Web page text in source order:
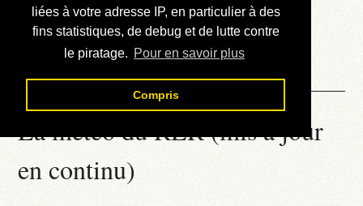
liées à votre adresse IP, en particulier à des
fins statistiques, de debug et de lutte contre
le piratage. Pour en savoir plus
Compris
Liens externes
Téléchargement
Contact
La météo du RER (mis à jour
en continu)